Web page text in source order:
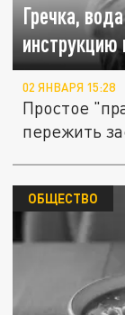
Гречка,
инструкцию
02 ЯНВАРЯ 15:28
Простое
пережить
ОБЩЕСТВО